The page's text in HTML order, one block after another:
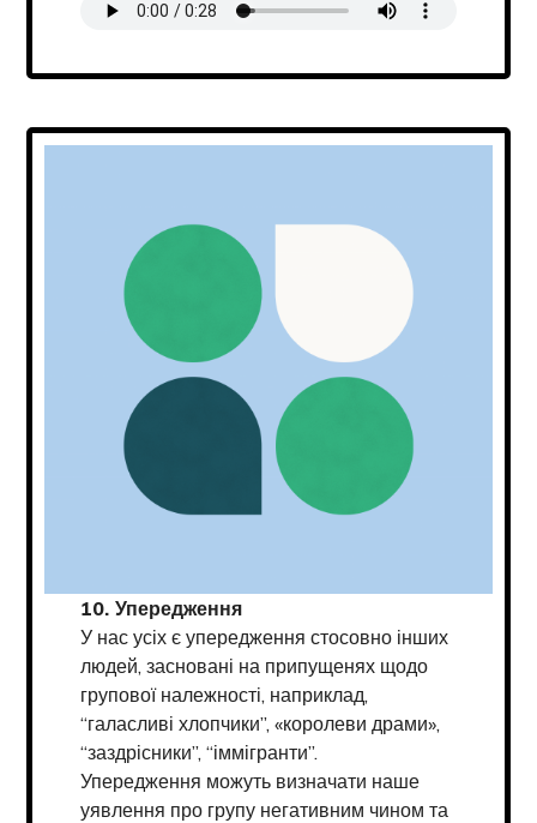
10. Упередження
У нас усіх є упередження стосовно інших
людей, засновані на припущенях щодо
групової належності, наприклад,
“галасливі хлопчики”, «королеви драми»,
“заздрісники”, “іммігранти”.
Упередження можуть визначати наше
уявлення про групу негативним чином та